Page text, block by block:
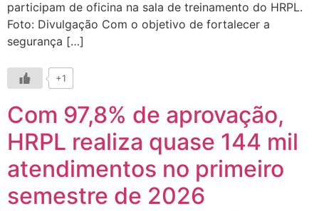
participam de oficina na sala de treinamento do HRPL.
Foto: Divulgação Com o objetivo de fortalecer a
segurança […]
+1
Com 97,8% de aprovação,
HRPL realiza quase 144 mil
atendimentos no primeiro
semestre de 2026